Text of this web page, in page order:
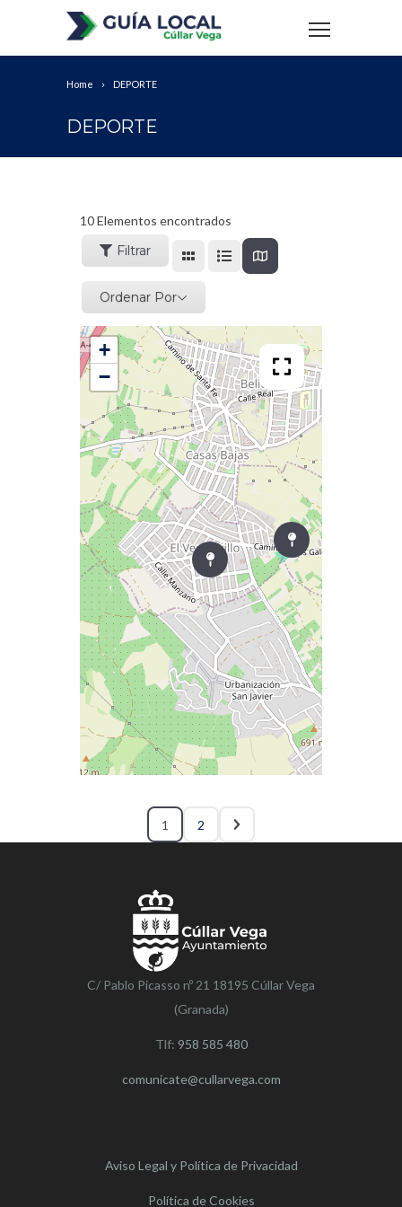
Home DEPORTE
DEPORTE
10Elementos encontrados
Filtrar
Ordenar Por
+
−
1 2
C/ Pablo Picasso nº 21 18195 Cúllar Vega
(Granada)
Tlf: 958 585 480
comunicate@cullarvega.com
Aviso Legal y Política de Privacidad
Política de Cookies